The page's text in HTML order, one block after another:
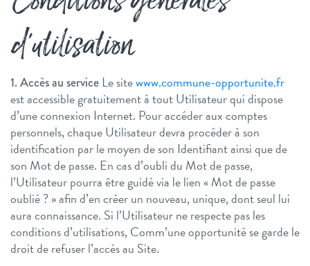
d'utilisation
1. Accès au serviceLe sitewww.commune-opportunite.fr
est accessible gratuitement à tout Utilisateur qui dispose
d’une connexion Internet. Pour accéder aux comptes
personnels, chaque Utilisateur devra procéder à son
identification par le moyen de son Identifiant ainsi que de
son Mot de passe. En cas d’oubli du Mot de passe,
l’Utilisateur pourra être guidé via le lien « Mot de passe
oublié ? » afin d’en créer un nouveau, unique, dont seul lui
aura connaissance. Si l’Utilisateur ne respecte pas les
conditions d’utilisations, Comm’une opportunité se garde le
droit de refuser l’accès au Site.